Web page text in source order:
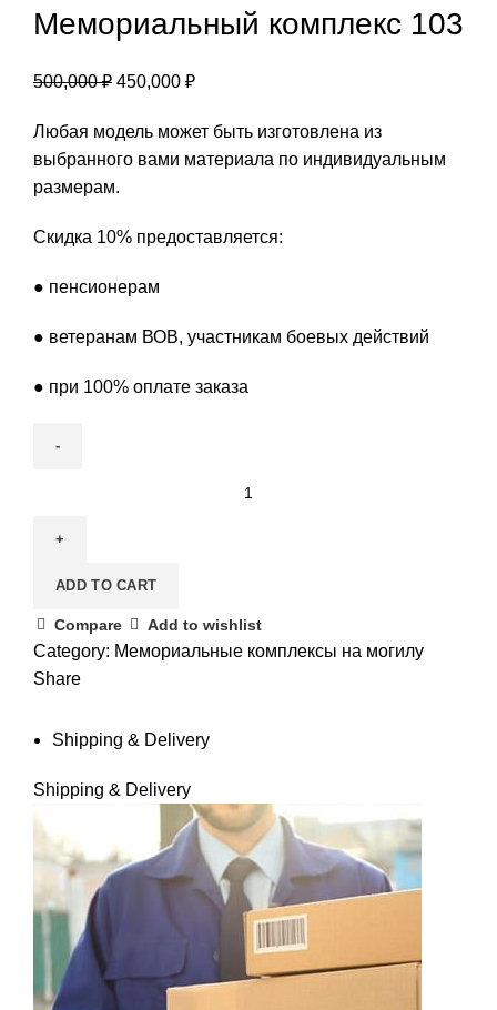
Мемориальный комплекс 103
500,000₽ 450,000 ₽
Любая модель может быть изготовлена из
выбранного вами материала по индивидуальным
размерам.
Скидка 10% предоставляется:
● пенсионерам
● ветеранам ВОВ, участникам боевых действий
● при 100% оплате заказа
103
ADD TO CART
Compare Add to wishlist
Category: Мемориальные комплексы на могилу
Share
Shipping & Delivery
Shipping & Delivery